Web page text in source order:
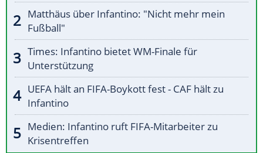
Matthäus über Infantino: "Nicht mehr mein
Fußball"
Times: Infantino bietet WM-Finale für
Unterstützung
UEFA hält an FIFA-Boykott fest - CAF hält zu
Infantino
Medien: Infantino ruft FIFA-Mitarbeiter zu
Krisentreffen